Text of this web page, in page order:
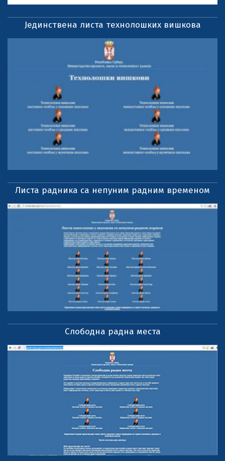
Јединствена листа технолошких вишкова
Листа радника са непуним радним временом
Слободна радна места